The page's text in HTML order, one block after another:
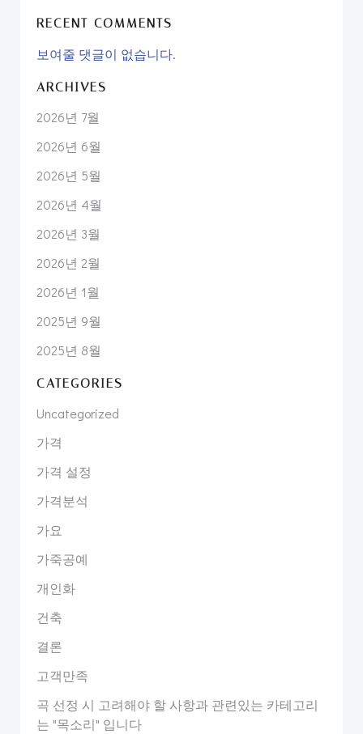
RECENT COMMENTS
보여줄 댓글이 없습니다.
ARCHIVES
2026년 7월
2026년 6월
2026년 5월
2026년 4월
2026년 3월
2026년 2월
2026년 1월
2025년 9월
2025년 8월
CATEGORIES
Uncategorized
가격
가격 설정
가격분석
가요
가죽공예
개인화
건축
결론
고객만족
곡 선정 시 고려해야 할 사항과 관련있는 카테고리
는 "목소리" 입니다